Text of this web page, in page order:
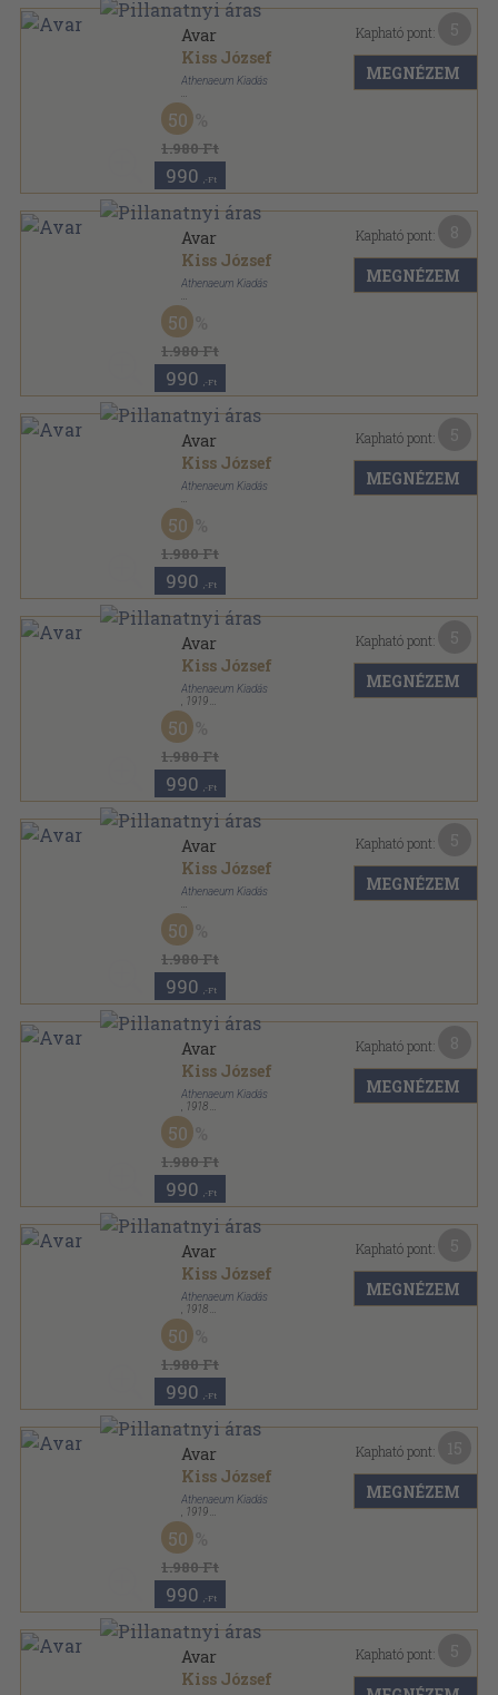
Avar
Kiss József
Athenaeum Kiadás
Könyvkötői kötés
1.980 Ft
50
990 ,-Ft
Kapható pont:
MEGNÉZEM
Avar
Kiss József
Athenaeum Kiadás
Könyvkötői kötés
1.980 Ft
50
990 ,-Ft
Kapható pont:
MEGNÉZEM
Avar
Kiss József
Athenaeum Kiadás
Vászon
1.980 Ft
50
990 ,-Ft
Kapható pont:
MEGNÉZEM
Avar
Kiss József
Athenaeum Kiadás
1919
Félvászon
1.980 Ft
50
990 ,-Ft
Kapható pont:
MEGNÉZEM
Avar
Kiss József
Athenaeum Kiadás
Könyvkötői papírkötés
1.980 Ft
50
990 ,-Ft
Kapható pont:
MEGNÉZEM
Avar
Kiss József
Athenaeum Kiadás
1918
Félvászon
1.980 Ft
50
990 ,-Ft
Kapható pont:
MEGNÉZEM
Avar
Kiss József
Athenaeum Kiadás
1918
Félvászon
1.980 Ft
50
990 ,-Ft
Kapható pont:
MEGNÉZEM
Avar
Kiss József
Athenaeum Kiadás
1919
Varrott papírkötés
1.980 Ft
50
990 ,-Ft
Kapható pont:
MEGNÉZEM
Avar
Kiss József
Kapható pont: